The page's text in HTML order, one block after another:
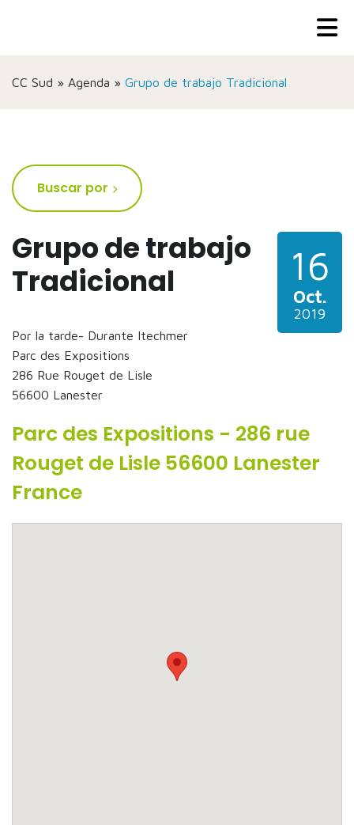
CC Sud » Agenda » Grupo de trabajo Tradicional
Grupo de trabajo
Tradicional
Por la tarde- Durante Itechmer
Parc des Expositions
286 Rue Rouget de Lisle
56600 Lanester
16
Oct.
2019
Parc des Expositions - 286 rue
Rouget de Lisle 56600 Lanester
France
Buscar por